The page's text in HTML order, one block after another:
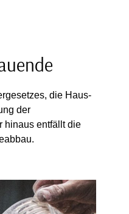
die Haus-
der
hinaus entfällt die